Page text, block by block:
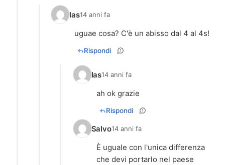
las14 anni fa
uguae cosa? C'è un abisso dal 4 al 4s!
Rispondi
las14 anni fa
ah ok grazie
Rispondi
Salvo14 anni fa
È uguale con l'unica differenza
che devi portarlo nel paese